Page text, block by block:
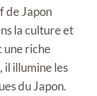
de Japon
la culture et
une riche
il illumine les
du Japon.